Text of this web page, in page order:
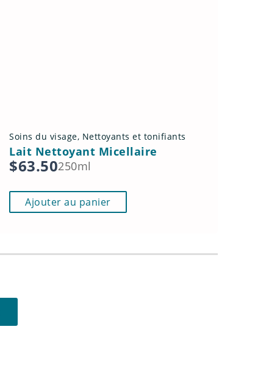
Soins du visage, Nettoyants et tonifiants
Lait Nettoyant Micellaire
$63.50250ml
Ajouter au panier